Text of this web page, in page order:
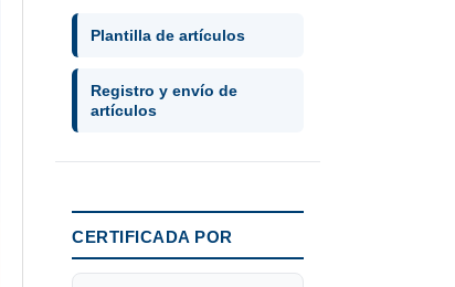
Plantilla de artículos
Registro y envío de
artículos
CERTIFICADA POR